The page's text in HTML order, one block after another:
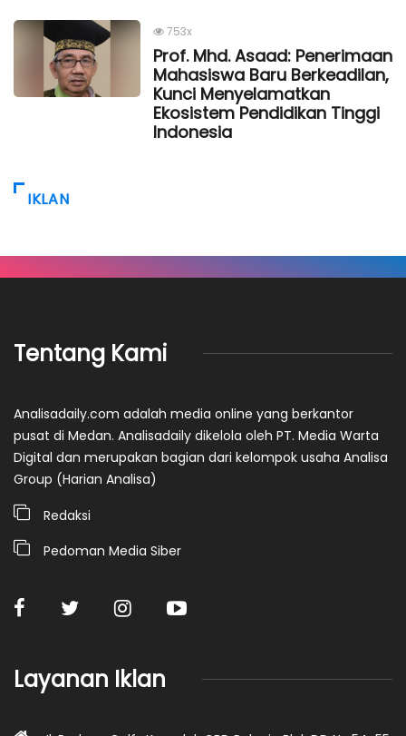
753x
Prof. Mhd. Asaad: Penerimaan
Mahasiswa Baru Berkeadilan,
Kunci Menyelamatkan
Ekosistem Pendidikan Tinggi
Indonesia
IKLAN
Tentang Kami
Analisadaily.com adalah media online yang berkantor
pusat di Medan. Analisadaily dikelola oleh PT. Media Warta
Digital dan merupakan bagian dari kelompok usaha Analisa
Group (Harian Analisa)
Redaksi
Pedoman Media Siber
Layanan Iklan